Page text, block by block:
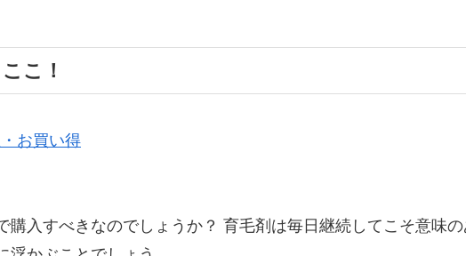
こ！
お買い得
入すべきなのでしょうか？ 育毛剤は毎日継続してこそ意味